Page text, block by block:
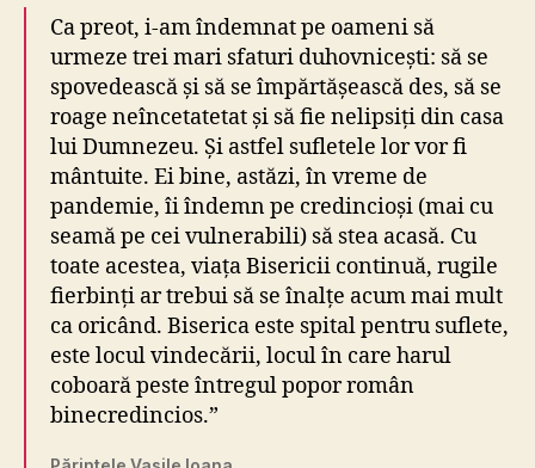
Ca preot, i-am îndemnat pe oameni să
urmeze trei mari sfaturi duhovnicești: să se
spovedească și să se împărtășească des, să se
roage neîncetatetat și să fie nelipsiți din casa
lui Dumnezeu. Și astfel sufletele lor vor fi
mântuite. Ei bine, astăzi, în vreme de
pandemie, îi îndemn pe credincioși (mai cu
seamă pe cei vulnerabili) să stea acasă. Cu
toate acestea, viața Bisericii continuă, rugile
fierbinți ar trebui să se înalțe acum mai mult
ca oricând. Biserica este spital pentru suflete,
este locul vindecării, locul în care harul
coboară peste întregul popor român
binecredincios.”